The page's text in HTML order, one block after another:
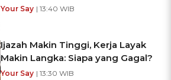
Your Say | 13:40 WIB
Ijazah Makin Tinggi, Kerja Layak
Makin Langka: Siapa yang Gagal?
Your Say | 13:30 WIB